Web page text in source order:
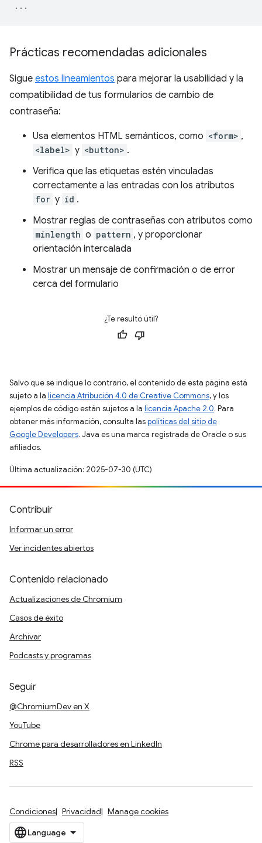
Prácticas recomendadas adicionales
Sigue estos lineamientos para mejorar la usabilidad y la
compatibilidad de tus formularios de cambio de
contraseña:
Usa elementos HTML semánticos, como <form> ,
<label> y <button> .
Verifica que las etiquetas estén vinculadas
correctamente a las entradas con los atributos
for y id .
Mostrar reglas de contraseñas con atributos como
minlength o pattern , y proporcionar
orientación intercalada
Mostrar un mensaje de confirmación o de error
cerca del formulario
¿Te resultó útil?
Salvo que se indique lo contrario, el contenido de esta página está
sujeto a la licencia Atribución 4.0 de Creative Commons, y los
ejemplos de código están sujetos a la licencia Apache 2.0. Para
obtener más información, consulta laspolíticas del sitio de
Google Developers. Java es una marca registrada de Oracle o sus
afiliados.
Última actualización: 2025-07-30 (UTC)
Contribuir
Informar un error
Ver incidentes abiertos
Contenido relacionado
Actualizaciones de Chromium
Casos de éxito
Archivar
Podcasts y programas
Seguir
@ChromiumDev en X
YouTube
Chrome para desarrolladores en LinkedIn
RSS
Condiciones Privacidad Manage cookies